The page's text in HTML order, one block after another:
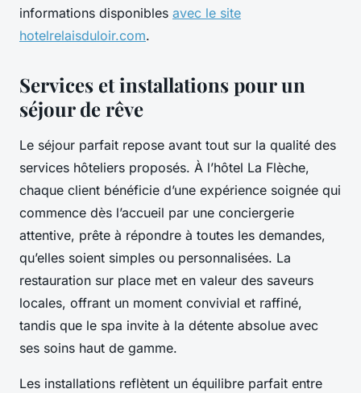
informations disponibles avec le site
hotelrelaisduloir.com.
Services et installations pour un
séjour de rêve
Le séjour parfait repose avant tout sur la qualité des
services hôteliers proposés. À l’hôtel La Flèche,
chaque client bénéficie d’une expérience soignée qui
commence dès l’accueil par une conciergerie
attentive, prête à répondre à toutes les demandes,
qu’elles soient simples ou personnalisées. La
restauration sur place met en valeur des saveurs
locales, offrant un moment convivial et raffiné,
tandis que le spa invite à la détente absolue avec
ses soins haut de gamme.
Les installations reflètent un équilibre parfait entre